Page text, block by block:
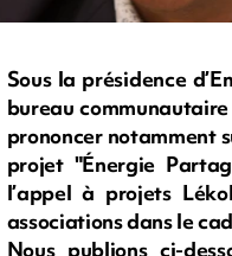
Sous la présidence
bureau
prononcer notamment
projet "Énergie
l’appel à projets
associations dans le
Nous publions ci-